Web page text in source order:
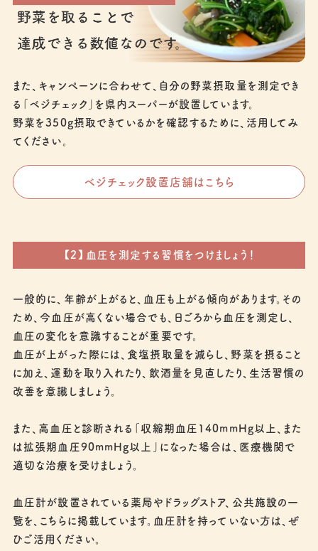
また、キャンペーンに合わせて、自分の野菜摂取量を測定でき
る「ベジチェック」を県内スーパーが設置しています。
野菜を350g摂取できているかを確認するために、活用してみ
てください。
ベジチェック設置店舗はこちら
【2】血圧を測定する習慣をつけましょう！
一般的に、年齢が上がると、血圧も上がる傾向があります。その
ため、今血圧が高くない場合でも、日ごろから血圧を測定し、
血圧の変化を意識することが重要です。
血圧が上がった際には、食塩摂取量を減らし、野菜を摂ること
に加え、運動を取り入れたり、飲酒量を見直したり、生活習慣の
改善を意識しましょう。
また、高血圧と診断される「収縮期血圧140mmHg以上、また
は拡張期血圧90mmHg以上」になった場合は、医療機関で
適切な治療を受けましょう。
血圧計が設置されている薬局やドラッグストア、公共施設の一
覧を、こちらに掲載しています。血圧計を持っていない方は、ぜ
ひご活用ください。